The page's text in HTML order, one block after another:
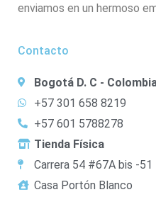
enviamos en un hermoso
Contacto
Bogotá D. C -
+57 301 658 8219
+57 601 5788278
Tienda Física
Carrera 54 #67A bis -51
Casa Portón Blanco